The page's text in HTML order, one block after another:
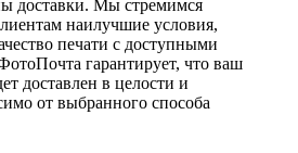
доставки. Мы стремимся
наилучшие условия,
печати с доступными
гарантирует, что ваш
доставлен в целости и
от выбранного способа